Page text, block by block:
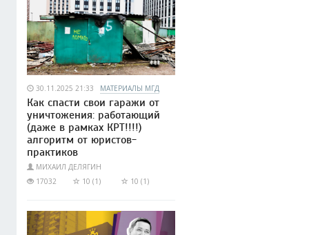
30.11.2025 21:33 МАТЕРИАЛЫ МГД
Как спасти свои гаражи от
уничтожения: работающий
(даже в рамках КРТ!!!!)
алгоритм от юристов-
практиков
МИХАИЛ ДЕЛЯГИН
17032
10 (1) 10 (1)